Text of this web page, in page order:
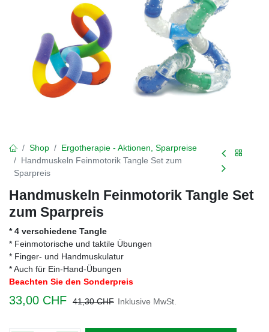
Shop
Ergotherapie - Aktionen, Sparpreise
Handmuskeln Feinmotorik Tangle Set zum
Sparpreis
Handmuskeln Feinmotorik Tangle Set
zum Sparpreis
* 4 verschiedene Tangle
* Feinmotorische und taktile Übungen
* Finger- und Handmuskulatur
* Auch für Ein-Hand-Übungen
Beachten Sie den Sonderpreis
33,00 CHF 41,30CHF Inklusive MwSt.